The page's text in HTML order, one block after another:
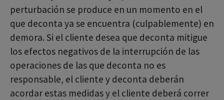
perturbación se produce en un momento en el
que deconta ya se encuentra (culpablemente) en
demora. Si el cliente desea que deconta mitigue
los efectos negativos de la interrupción de las
operaciones de las que deconta no es
responsable, el cliente y deconta deberán
acordar estas medidas y el cliente deberá correr